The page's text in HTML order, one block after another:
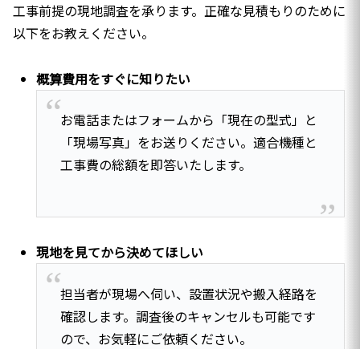
工事前提の現地調査を承ります。正確な見積もりのために
以下をお教えください。
概算費用をすぐに知りたい
お電話またはフォームから「現在の型式」と
「現場写真」をお送りください。適合機種と
工事費の総額を即答いたします。
現地を見てから決めてほしい
担当者が現場へ伺い、設置状況や搬入経路を
確認します。調査後のキャンセルも可能です
ので、お気軽にご依頼ください。